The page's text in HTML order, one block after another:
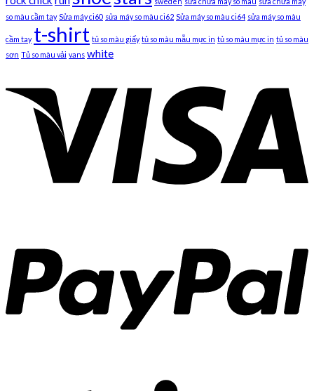
so màu cầm tay Sửa máy ci60 sửa máy so màu ci62 Sửa máy so màu ci64 sửa máy so màu
cầm tay t-shirt tủ so màu giấy tủ so màu mẫu mực in tủ so màu mực in tủ so màu
sơn Tủ so màu vải vans white